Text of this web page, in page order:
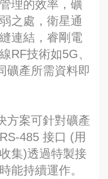
理的效率，礦
之處，衛星通
連結，睿剛電
RF技術如5G、
礦產所需資料即
方案可針對礦產
485 接口 (用
集)透過特製接
能持續運作。